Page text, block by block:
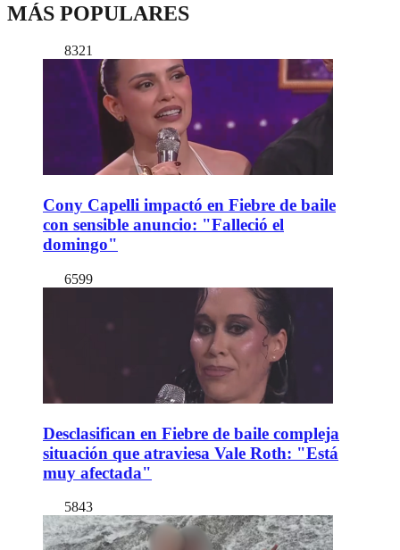
MÁS POPULARES
8321
Cony Capelli impactó en Fiebre de baile
con sensible anuncio: "Falleció el
domingo"
6599
Desclasifican en Fiebre de baile compleja
situación que atraviesa Vale Roth: "Está
muy afectada"
5843